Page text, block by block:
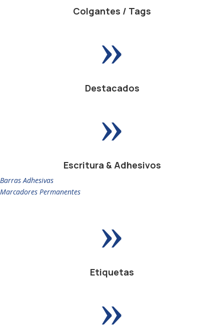
Colgantes / Tags
»
Destacados
»
Escritura & Adhesivos
Barras Adhesivas
Marcadores Permanentes
»
Etiquetas
»